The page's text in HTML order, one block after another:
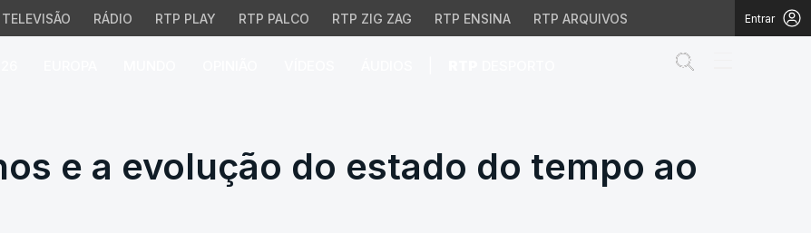
TELEVISÃO RÁDIO RTP PLAY RTP PALCO RTP ZIG ZAG RTP ENSINA RTP ARQUIVOS Entrar
e a evolução do estado do tempo ao minuto
e a evolução do estado do tempo ao